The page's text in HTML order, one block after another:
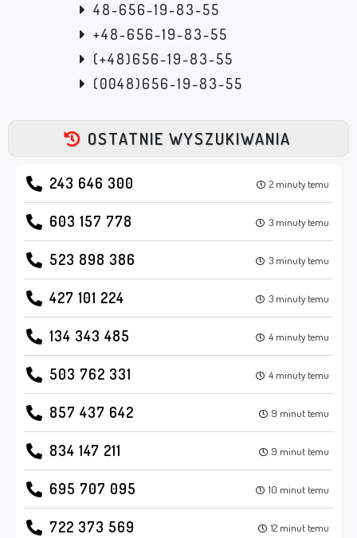
48-656-19-83-55
+48-656-19-83-55
(+48)656-19-83-55
(0048)656-19-83-55
OSTATNIE WYSZUKIWANIA
243 646 300 2 minuty temu
603 157 778 3 minuty temu
523 898 386 3 minuty temu
427 101 224 3 minuty temu
134 343 485 4 minuty temu
503 762 331 4 minuty temu
857 437 642 9 minut temu
834 147 211 9 minut temu
695 707 095 10 minut temu
722 373 569 12 minut temu